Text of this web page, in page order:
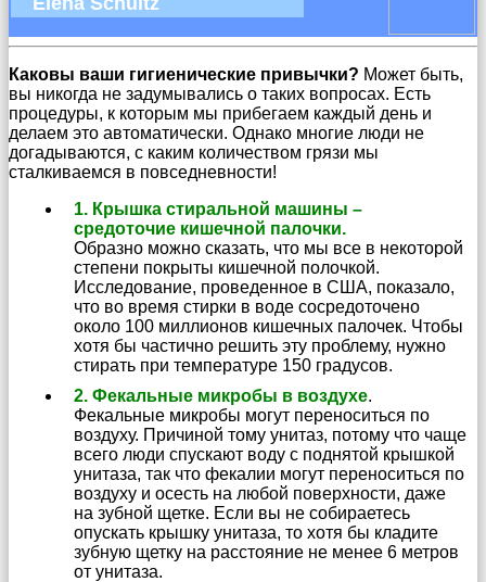
Каковы ваши гигиенические привычки? Может быть,
вы никогда не задумывались о таких вопросах. Есть
процедуры, к которым мы прибегаем каждый день и
делаем это автоматически. Однако многие люди не
догадываются, с каким количеством грязи мы
сталкиваемся в повседневности!
1. Крышка стиральной машины –
средоточие кишечной палочки.
Образно можно сказать, что мы все в некоторой
степени покрыты кишечной полочкой.
Исследование, проведенное в США, показало,
что во время стирки в воде сосредоточено
около 100 миллионов кишечных палочек. Чтобы
хотя бы частично решить эту проблему, нужно
стирать при температуре 150 градусов.
2. Фекальные микробы в воздухе.
Фекальные микробы могут переноситься по
воздуху. Причиной тому унитаз, потому что чаще
всего люди спускают воду с поднятой крышкой
унитаза, так что фекалии могут переноситься по
воздуху и осесть на любой поверхности, даже
на зубной щетке. Если вы не собираетесь
опускать крышку унитаза, то хотя бы кладите
зубную щетку на расстояние не менее 6 метров
от унитаза.